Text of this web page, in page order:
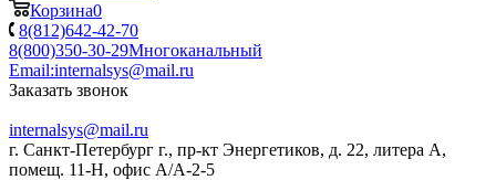
Корзина0
8(812)642-42-70
8(800)350-30-29Многоканальный
Email:internalsys@mail.ru
Заказать звонок
internalsys@mail.ru
г. Санкт-Петербург г., пр-кт Энергетиков, д. 22, литера А,
помещ. 11-Н, офис А/А-2-5